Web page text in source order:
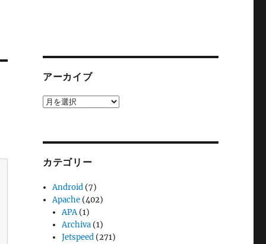
アーカイブ
ア
カテゴリー
Android (7)
Apache (402)
APA(1)
Archiva (1)
Jetspeed (271)